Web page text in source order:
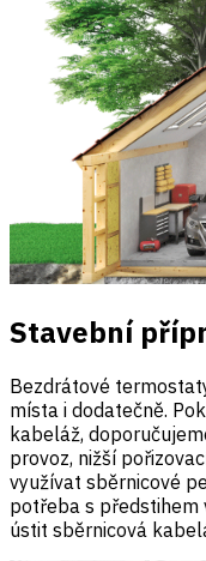
Stavební
Bezdrátové
místa i dodatečně.
kabeláž,
provoz, nižší
využívat sběrnicové
potřeba s předstihem
ústit sběrnicová